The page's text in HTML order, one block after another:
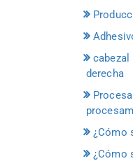
cabezal
derecha
¿Cómo
¿Cómo